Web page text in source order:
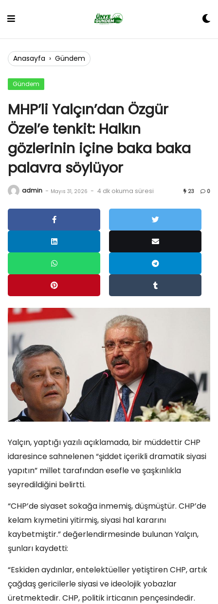
Anasayfa › Gündem
Gündem
MHP’li Yalçın’dan Özgür
Özel’e tenkit: Halkın
gözlerinin içine baka baka
palavra söylüyor
admin - Mayıs 31, 2026 - 4 dk okuma süresi 23 0
Yalçın, yaptığı yazılı açıklamada, bir müddettir CHP
idaresince sahnelenen “şiddet içerikli dramatik siyasi
yapıtın” millet tarafından esefle ve şaşkınlıkla
seyredildiğini belirtti.
“CHP’de siyaset sokağa inmemiş, düşmüştür. CHP’de
kelam kıymetini yitirmiş, siyasi hal kararını
kaybetmiştir.” değerlendirmesinde bulunan Yalçın,
şunları kaydetti:
“Eskiden aydınlar, entelektüeller yetiştiren CHP, artık
çağdaş gericilerle siyasi ve ideolojik yobazlar
üretmektedir. CHP, politik irticanın pençesindedir.